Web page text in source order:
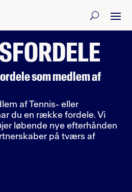
som medlem af
af Tennis- eller
du en række fordele. Vi
løbende nye efterhånden
på tværs af